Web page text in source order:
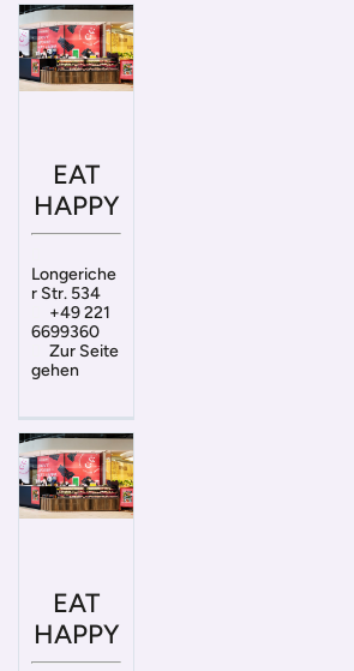
EAT
HAPPY
Longeriche
r Str. 534
+49 221
6699360
Zur Seite
gehen
EAT
HAPPY